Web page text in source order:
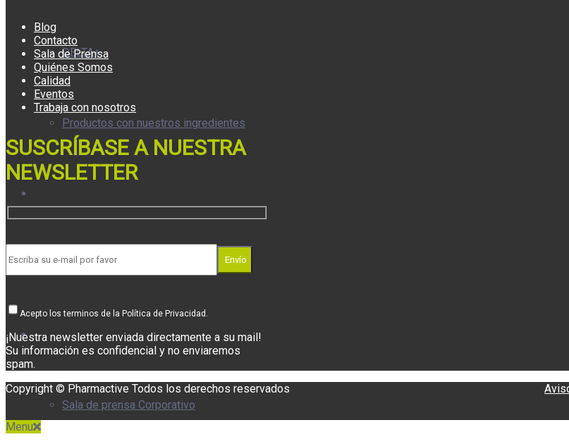
DELTA+
Productos con nuestros ingredientes
Blog
Prensa
Sala de prensa Corporativo
Blog
Contacto
Sala de Prensa
Quiénes Somos
Calidad
Eventos
Trabaja con nosotros
SUSCRÍBASE A NUESTRA
NEWSLETTER
Envío
Acepto los terminos de la Política de Privacidad.
¡Nuestra newsletter enviada directamente a su mail!
Su información es confidencial y no enviaremos
spam.
Copyright © Pharmactive Todos los derechos reservados
Menu